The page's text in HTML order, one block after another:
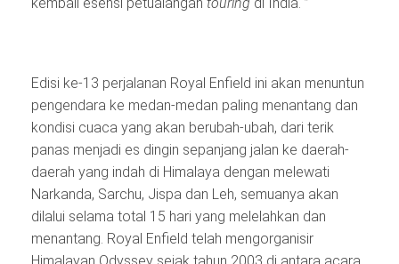
Edisi ke-13 perjalanan Royal Enfield ini akan menuntun
pengendara ke medan-medan paling menantang dan
kondisi cuaca yang akan berubah-ubah, dari terik
panas menjadi es dingin sepanjang jalan ke daerah-
daerah yang indah di Himalaya dengan melewati
Narkanda, Sarchu, Jispa dan Leh, semuanya akan
dilalui selama total 15 hari yang melelahkan dan
menantang. Royal Enfield telah mengorganisir